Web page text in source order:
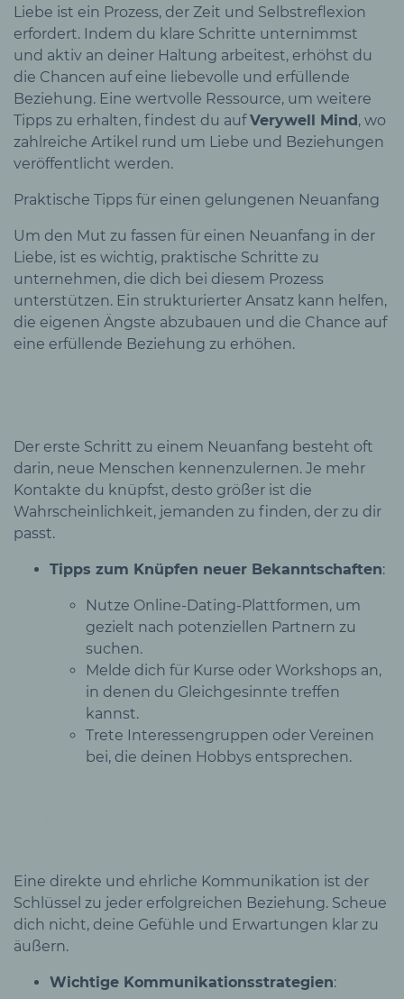
Liebe ist ein Prozess, der Zeit und Selbstreflexion
erfordert. Indem du klare Schritte unternimmst
und aktiv an deiner Haltung arbeitest, erhöhst du
die Chancen auf eine liebevolle und erfüllende
Beziehung. Eine wertvolle Ressource, um weitere
Tipps zu erhalten, findest du aufVerywell Mind, wo
zahlreiche Artikel rund um Liebe und Beziehungen
veröffentlicht werden.
Praktische Tipps für einen gelungenen Neuanfang
Um den Mut zu fassen für einen Neuanfang in der
Liebe, ist es wichtig, praktische Schritte zu
unternehmen, die dich bei diesem Prozess
unterstützen. Ein strukturierter Ansatz kann helfen,
die eigenen Ängste abzubauen und die Chance auf
eine erfüllende Beziehung zu erhöhen.
Der erste Schritt zu einem Neuanfang besteht oft
darin, neue Menschen kennenzulernen. Je mehr
Kontakte du knüpfst, desto größer ist die
Wahrscheinlichkeit, jemanden zu finden, der zu dir
passt.
Tipps zum Knüpfen neuer Bekanntschaften:
Nutze Online-Dating-Plattformen, um
gezielt nach potenziellen Partnern zu
suchen.
Melde dich für Kurse oder Workshops an,
in denen du Gleichgesinnte treffen
kannst.
Trete Interessengruppen oder Vereinen
bei, die deinen Hobbys entsprechen.
Eine direkte und ehrliche Kommunikation ist der
Schlüssel zu jeder erfolgreichen Beziehung. Scheue
dich nicht, deine Gefühle und Erwartungen klar zu
äußern.
Wichtige Kommunikationsstrategien: